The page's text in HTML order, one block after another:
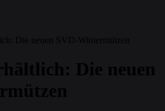
Die neuen SVD-Wintermützen
Die neuen